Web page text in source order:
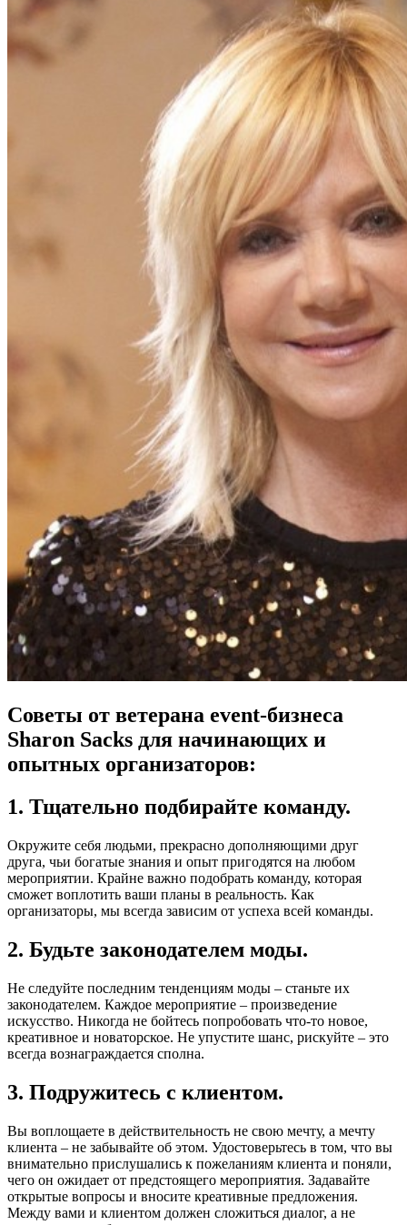
Советы от ветерана event-бизнеса
Sharon Sacks для начинающих и
опытных организаторов:
1. Тщательно подбирайте команду.
Окружите себя людьми, прекрасно дополняющими друг
друга, чьи богатые знания и опыт пригодятся на любом
мероприятии. Крайне важно подобрать команду, которая
сможет воплотить ваши планы в реальность. Как
организаторы, мы всегда зависим от успеха всей команды.
2. Будьте законодателем моды.
Не следуйте последним тенденциям моды – станьте их
законодателем. Каждое мероприятие – произведение
искусство. Никогда не бойтесь попробовать что-то новое,
креативное и новаторское. Не упустите шанс, рискуйте – это
всегда вознаграждается сполна.
3. Подружитесь с клиентом.
Вы воплощаете в действительность не свою мечту, а мечту
клиента – не забывайте об этом. Удостоверьтесь в том, что вы
внимательно прислушались к пожеланиям клиента и поняли,
чего он ожидает от предстоящего мероприятия. Задавайте
открытые вопросы и вносите креативные предложения.
Между вами и клиентом должен сложиться диалог, а не